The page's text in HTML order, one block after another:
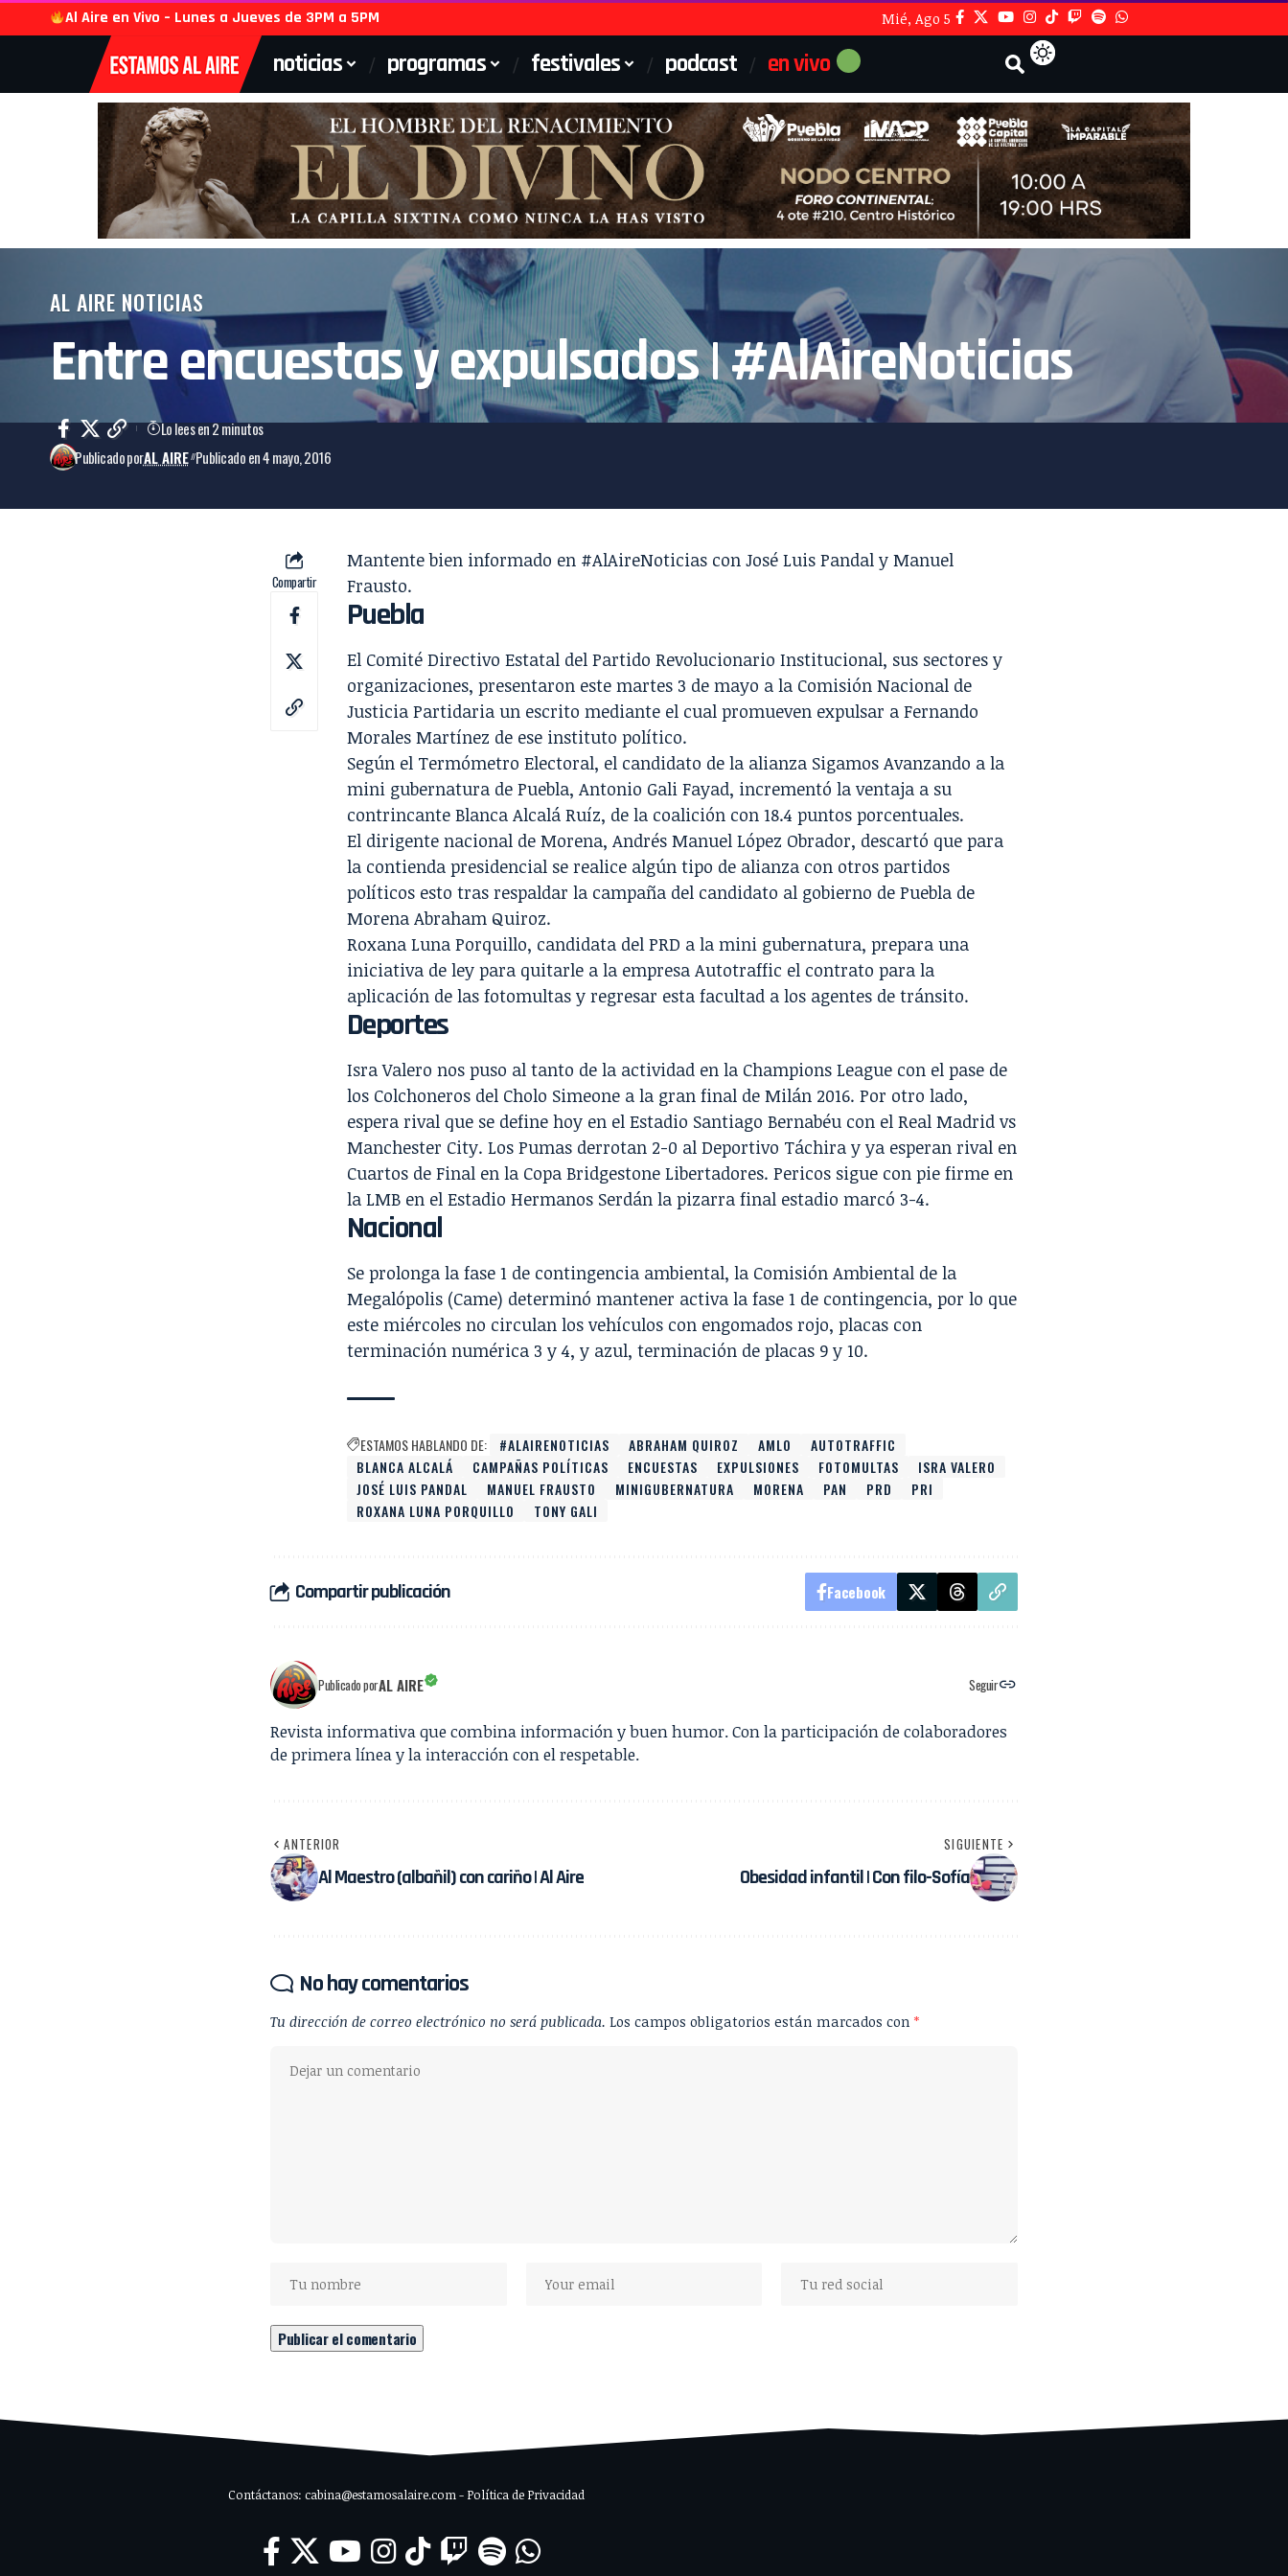
Al Aire en Vivo – Lunes a Jueves de 3PM a 5PM Mié, Ago 5
noticias programas festivales podcast en vivo
AL AIRE NOTICIAS
Entre encuestas y expulsados | #AlAireNoticias
Publicado porAL AIRE Publicado en 4 mayo, 2016
Lo lees en 2 minutos
Compartir
Mantente bien informado en #AlAireNoticias con José Luis Pandal y Manuel
Frausto.
Puebla
El Comité Directivo Estatal del Partido Revolucionario Institucional, sus sectores y
organizaciones, presentaron este martes 3 de mayo a la Comisión Nacional de
Justicia Partidaria un escrito mediante el cual promueven expulsar a Fernando
Morales Martínez de ese instituto político.
Según el Termómetro Electoral, el candidato de la alianza Sigamos Avanzando a la
mini gubernatura de Puebla, Antonio Gali Fayad, incrementó la ventaja a su
contrincante Blanca Alcalá Ruíz, de la coalición con 18.4 puntos porcentuales.
El dirigente nacional de Morena, Andrés Manuel López Obrador, descartó que para
la contienda presidencial se realice algún tipo de alianza con otros partidos
políticos esto tras respaldar la campaña del candidato al gobierno de Puebla de
Morena Abraham Quiroz.
Roxana Luna Porquillo, candidata del PRD a la mini gubernatura, prepara una
iniciativa de ley para quitarle a la empresa Autotraffic el contrato para la
aplicación de las fotomultas y regresar esta facultad a los agentes de tránsito.
Deportes
Isra Valero nos puso al tanto de la actividad en la Champions League con el pase de
los Colchoneros del Cholo Simeone a la gran final de Milán 2016. Por otro lado,
espera rival que se define hoy en el Estadio Santiago Bernabéu con el Real Madrid vs
Manchester City. Los Pumas derrotan 2-0 al Deportivo Táchira y ya esperan rival en
Cuartos de Final en la Copa Bridgestone Libertadores. Pericos sigue con pie firme en
la LMB en el Estadio Hermanos Serdán la pizarra final estadio marcó 3-4.
Nacional
Se prolonga la fase 1 de contingencia ambiental, la Comisión Ambiental de la
Megalópolis (Came) determinó mantener activa la fase 1 de contingencia, por lo que
este miércoles no circulan los vehículos con engomados rojo, placas con
terminación numérica 3 y 4, y azul, terminación de placas 9 y 10.
ESTAMOS HABLANDO DE: #ALAIRENOTICIAS ABRAHAM QUIROZ AMLO
AUTOTRAFFIC
BLANCA ALCALÁ
CAMPAÑAS POLÍTICAS ENCUESTAS EXPULSIONES FOTOMULTAS
ISRA VALERO
JOSÉ LUIS PANDAL
MANUEL FRAUSTO MINIGUBERNATURA MORENA PAN PRD
PRI
ROXANA LUNA PORQUILLO
TONY GALI
Compartir publicación Facebook
Publicado porAL AIRE Seguir
Revista informativa que combina información y buen humor. Con la participación de colaboradores
de primera línea y la interacción con el respetable.
ANTERIOR
Al Maestro (albañil) con cariño | Al Aire
SIGUIENTE
Obesidad infantil | Con filo-Sofía
No hay comentarios
Tu dirección de correo electrónico no será publicada. Los campos obligatorios están marcados con *
Contáctanos: cabina@estamosalaire.com - Política de Privacidad